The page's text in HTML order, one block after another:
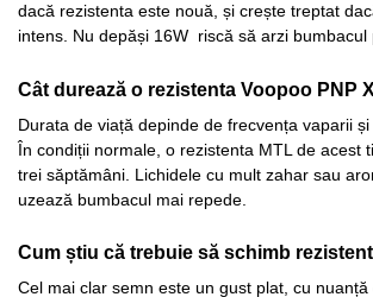
dacă rezistenta este nouă, și crește treptat
intens. Nu depăși 16W riscă să arzi bumbacul
Cât durează o rezistenta Voopoo PNP
Durata de viață depinde de frecvența vaparii și
În condiții normale, o rezistenta MTL de acest
trei săptămâni. Lichidele cu mult zahar sau
uzează bumbacul mai repede.
Cum știu că trebuie să schimb
Cel mai clar semn este un gust plat, cu